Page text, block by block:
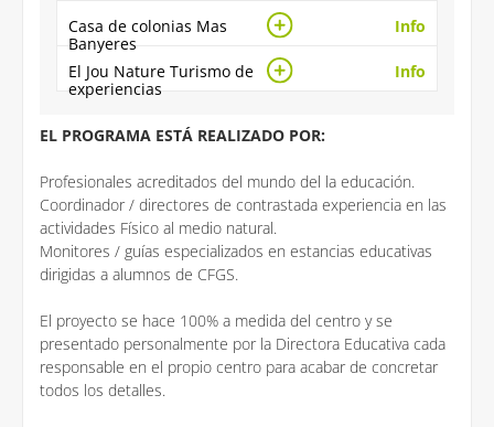
Casa de colonias Mas
Banyeres
Info
El Jou Nature Turismo de
experiencias
Info
EL PROGRAMA ESTÁ REALIZADO POR:
Profesionales acreditados del mundo del la educación.
Coordinador / directores de contrastada experiencia en las
actividades Físico al medio natural.
Monitores / guías especializados en estancias educativas
dirigidas a alumnos de CFGS.
El proyecto se hace 100% a medida del centro y se
presentado personalmente por la Directora Educativa cada
responsable en el propio centro para acabar de concretar
todos los detalles.